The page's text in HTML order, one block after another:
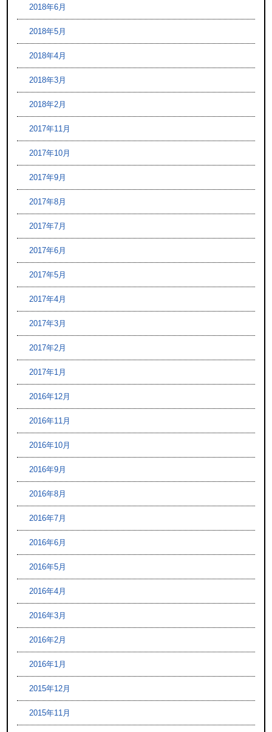
2018年6月
2018年5月
2018年4月
2018年3月
2018年2月
2017年11月
2017年10月
2017年9月
2017年8月
2017年7月
2017年6月
2017年5月
2017年4月
2017年3月
2017年2月
2017年1月
2016年12月
2016年11月
2016年10月
2016年9月
2016年8月
2016年7月
2016年6月
2016年5月
2016年4月
2016年3月
2016年2月
2016年1月
2015年12月
2015年11月